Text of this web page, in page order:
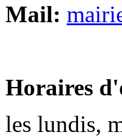
Mail:
Horaires
les lundis,